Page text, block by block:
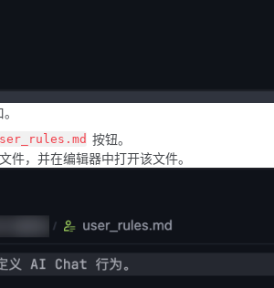
按钮。
文件，并在编辑器中打开该文件。